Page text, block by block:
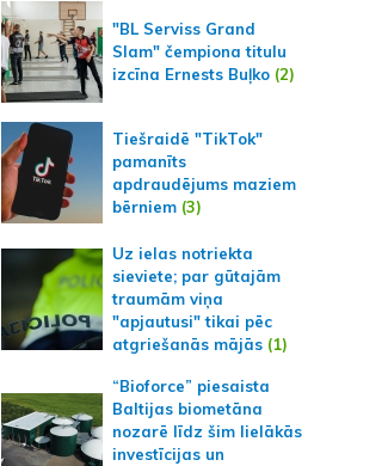
"BL Serviss Grand
Slam" čempiona titulu
izcīna Ernests Buļko(2)
Tiešraidē "TikTok"
pamanīts
apdraudējums maziem
bērniem(3)
Uz ielas notriekta
sieviete; par gūtajām
traumām viņa
"apjautusi" tikai pēc
atgriešanās mājās(1)
“Bioforce” piesaista
Baltijas biometāna
nozarē līdz šim lielākās
investīcijas un